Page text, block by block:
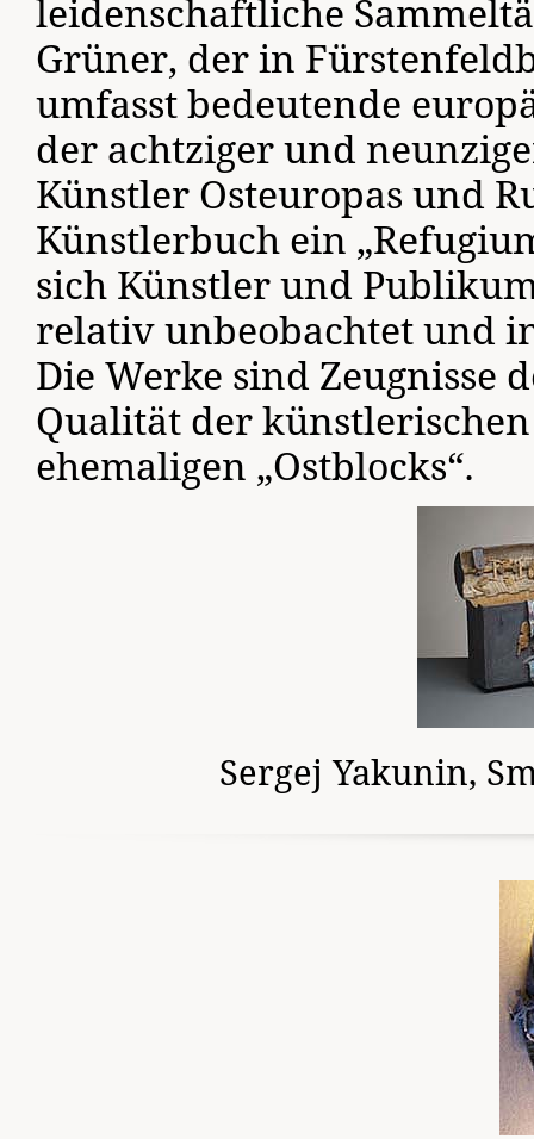
leidenschaftliche
Grüner, der in
umfasst bedeutende
der achtziger und
Künstler Osteuropas und
Künstlerbuch ein
sich Künstler und
relativ unbeobachtet und
Die Werke sind Zeugnisse
Qualität der
ehemaligen „Ostblocks“.
Sergej Yakunin,